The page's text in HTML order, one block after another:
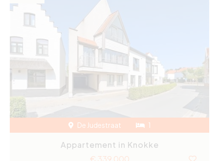
De Judestraat 1
Appartement in Knokke
€ 339 000